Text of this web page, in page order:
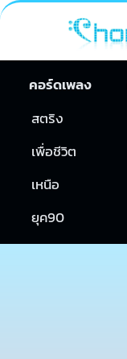
คอร์ดเพลง
สตริง
เพื่อชีวิต
เหนือ
ยุค90